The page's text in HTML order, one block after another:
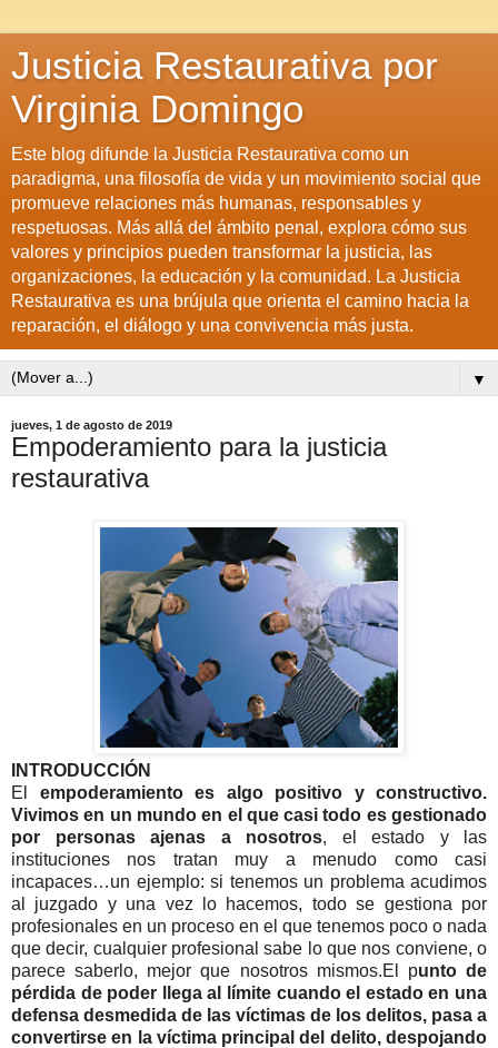
Justicia Restaurativa por
Virginia Domingo
Este blog difunde la Justicia Restaurativa como un
paradigma, una filosofía de vida y un movimiento social que
promueve relaciones más humanas, responsables y
respetuosas. Más allá del ámbito penal, explora cómo sus
valores y principios pueden transformar la justicia, las
organizaciones, la educación y la comunidad. La Justicia
Restaurativa es una brújula que orienta el camino hacia la
reparación, el diálogo y una convivencia más justa.
▼
jueves, 1 de agosto de 2019
Empoderamiento para la justicia
restaurativa
INTRODUCCIÓN
El empoderamiento es algo positivo y constructivo.
Vivimos en un mundo en el que casi todo es gestionado
por personas ajenas a nosotros, el estado y las
instituciones nos tratan muy a menudo como casi
incapaces…un ejemplo: si tenemos un problema acudimos
al juzgado y una vez lo hacemos, todo se gestiona por
profesionales en un proceso en el que tenemos poco o nada
que decir, cualquier profesional sabe lo que nos conviene, o
parece saberlo, mejor que nosotros mismos.El punto de
pérdida de poder llega al límite cuando el estado en una
defensa desmedida de las víctimas de los delitos, pasa a
convertirse en la víctima principal del delito, despojando